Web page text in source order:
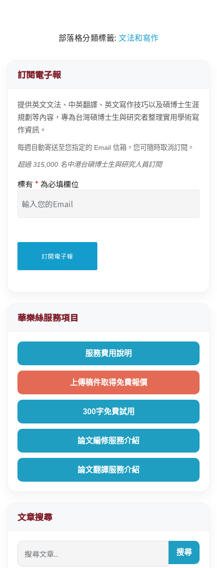
部落格分類標籤: 文法和寫作
訂閱電子報
提供英文文法、中英翻譯、英文寫作技巧以及碩博士生涯
規劃等內容，專為台灣碩博士生與研究者整理實用學術寫
作資訊。
每週自動寄送至您指定的 Email 信箱，您可隨時取消訂閱。
超過 315,000 名中港台碩博士生與研究人員訂閱
標有 * 為必填欄位
華樂絲服務項目
服務費用說明
上傳稿件取得免費報價
300字免費試用
論文編修服務介紹
論文翻譯服務介紹
文章搜尋
搜尋